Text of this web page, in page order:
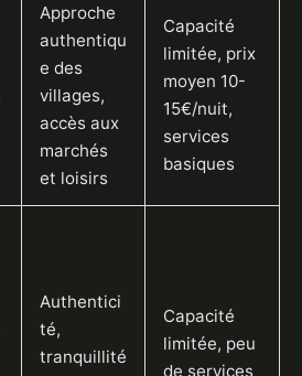
Approche
authentiqu
e des
villages,
accès aux
marchés
et loisirs
Capacité
limitée, prix
moyen 10-
15€/nuit,
services
basiques
Authentici
té,
tranquillité
Capacité
limitée, peu
de services